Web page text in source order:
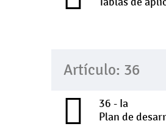
Artículo: 36
36 - Ia
Plan de